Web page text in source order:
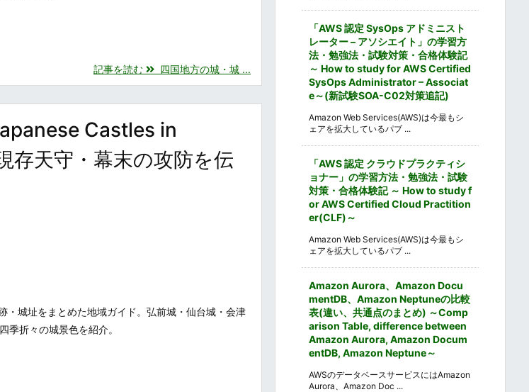
記事を読む 四国地方の城・城 ...
Castles in
存天守・幕末の攻防を伝
城址をまとめた地域ガイド。弘前城・仙台城・会津
季折々の城景色を紹介。
「AWS 認定 SysOps アドミニスト
レーター – アソシエイト」の学習方
法・勉強法・試験対策・合格体験記
～ How to study for AWS Certified
SysOps Administrator – Associat
e～(新試験SOA-C02対策追記)
Amazon Web Services(AWS)は今最もシ
ェアを拡大しているパブ ...
「AWS 認定 クラウドプラクティシ
ョナー」の学習方法・勉強法・試験
対策・合格体験記 ～ How to study f
or AWS Certified Cloud Practition
er(CLF)～
Amazon Web Services(AWS)は今最もシ
ェアを拡大しているパブ ...
Amazon Aurora、Amazon Docu
mentDB、Amazon Neptuneの比較
表(違い、共通点のまとめ) ～Comp
arison Table, difference between
Amazon Aurora, Amazon Docum
entDB, Amazon Neptune～
AWSのデータベースサービスにはAmazon
Aurora、Amazon Doc ...